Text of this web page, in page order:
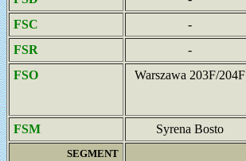
FSC
-
FSR
-
FSO
Warszawa 203F/204F
FSM Syrena Bosto
SEGMENT